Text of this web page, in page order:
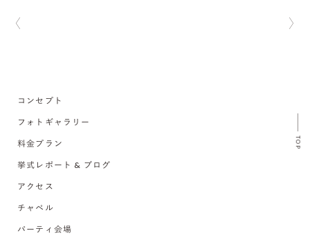
TOP
コンセプト
フォトギャラリー
料金プラン
挙式レポート & ブログ
アクセス
チャペル
パーティ会場